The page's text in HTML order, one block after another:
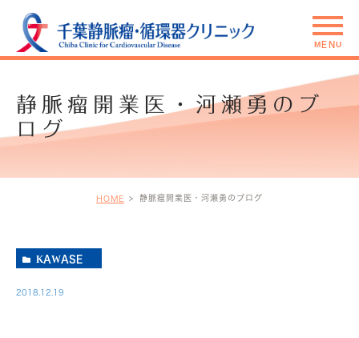
静脈瘤開業医・河瀬勇のブ
ログ
HOME 静脈瘤開業医・河瀬勇のブログ
KAWASE
2018.12.19